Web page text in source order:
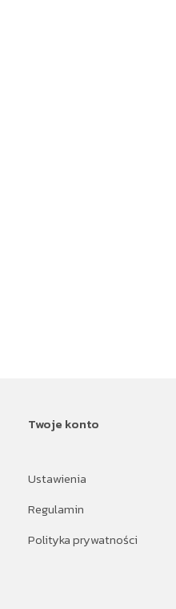
Twoje konto
Ustawienia
Regulamin
Polityka prywatności